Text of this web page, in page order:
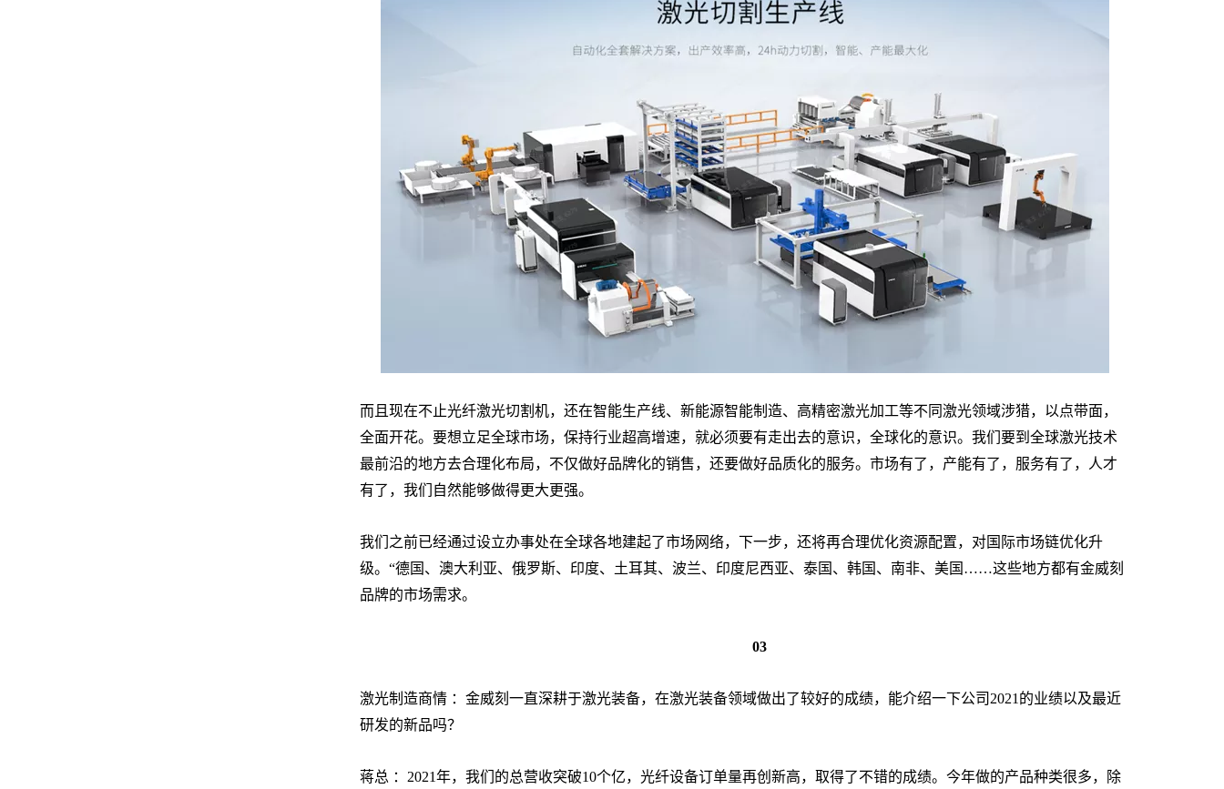
而且现在不止光纤激光切割机，还在智能生产线、新能源智能制造、高精密激光加工等不同激光领域涉猎，以点带面，
全面开花。要想立足全球市场，保持行业超高增速，就必须要有走出去的意识，全球化的意识。我们要到全球激光技术
最前沿的地方去合理化布局，不仅做好品牌化的销售，还要做好品质化的服务。市场有了，产能有了，服务有了，人才
有了，我们自然能够做得更大更强。
我们之前已经通过设立办事处在全球各地建起了市场网络，下一步，还将再合理优化资源配置，对国际市场链优化升
级。“德国、澳大利亚、俄罗斯、印度、土耳其、波兰、印度尼西亚、泰国、韩国、南非、美国……这些地方都有金威刻
品牌的市场需求。
03
激光制造商情 ：金威刻一直深耕于激光装备，在激光装备领域做出了较好的成绩，能介绍一下公司2021的业绩以及最近
研发的新品吗？
蒋总 ：2021年，我们的总营收突破10个亿，光纤设备订单量再创新高，取得了不错的成绩。今年做的产品种类很多，除